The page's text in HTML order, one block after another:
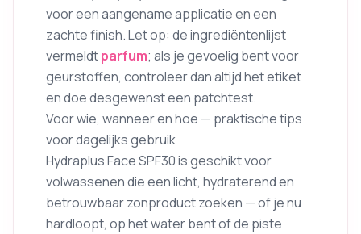
voor een aangename applicatie en een
zachte finish. Let op: de ingrediëntenlijst
vermeldtparfum; als je gevoelig bent voor
geurstoffen, controleer dan altijd het etiket
en doe desgewenst een patchtest.
Voor wie, wanneer en hoe — praktische tips
voor dagelijks gebruik
Hydraplus Face SPF30 is geschikt voor
volwassenen die een licht, hydraterend en
betrouwbaar zonproduct zoeken — of je nu
hardloopt, op het water bent of de piste